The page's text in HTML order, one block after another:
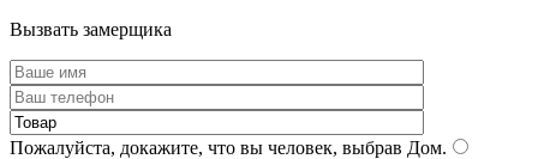
Вызвать замерщика
Пожалуйста, докажите, что вы человек, выбрав Дом.